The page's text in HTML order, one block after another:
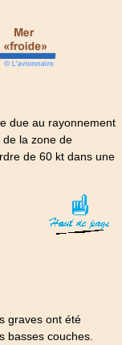
due au rayonnement
la zone de
de 60 kt dans une
graves ont été
basses couches.